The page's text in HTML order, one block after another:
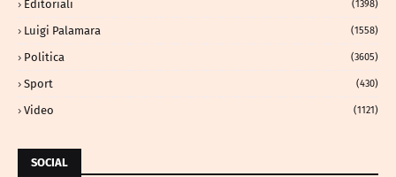
Editoriali (1398)
Luigi Palamara (1558)
Politica (3605)
Sport (430)
Video (1121)
SOCIAL